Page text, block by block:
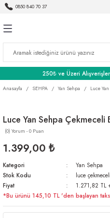
0850 840 70 37
250₺ ve Üzeri
Anasayfa SEHPA Yan Sehpa Luce
Luce Yan Sehpa Çekmeceli
(0) Yorum - 0 Puan
1.399,00 ₺
Kategori
Yan Sehpa
Stok Kodu
luce
Fiyat
1.271,82 TL
*Bu ürünü 145,10 TL 'den başlayan